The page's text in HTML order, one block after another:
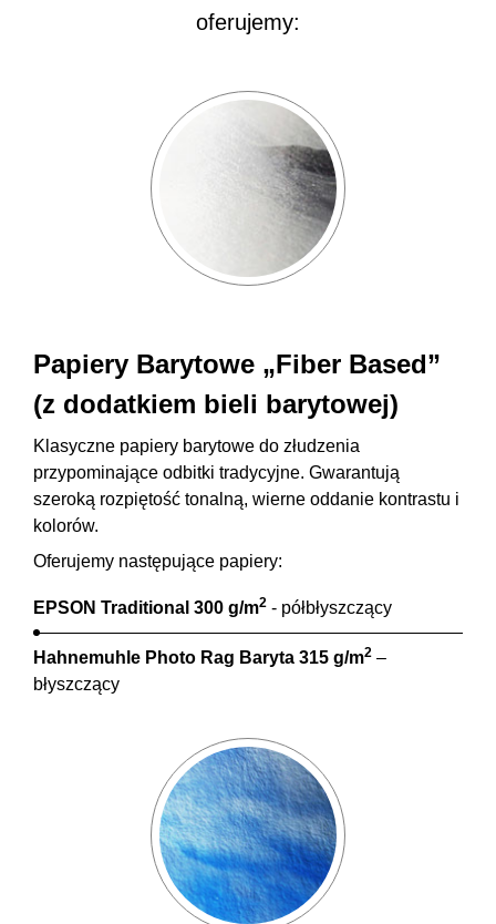
oferujemy:
Papiery Barytowe „Fiber Based”
(z dodatkiem bieli barytowej)
Klasyczne papiery barytowe do złudzenia
przypominające odbitki tradycyjne. Gwarantują
szeroką rozpiętość tonalną, wierne oddanie kontrastu i
kolorów.
Oferujemy następujące papiery:
EPSON Traditional 300 g/m2 - półbłyszczący
Hahnemuhle Photo Rag Baryta 315 g/m2 –
błyszczący